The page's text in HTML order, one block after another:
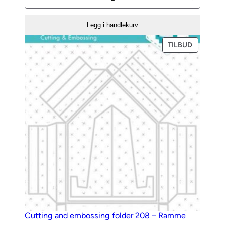
Expressions
–
Poinsettia
antall
Legg i handlekurv
TILBUDPRODUKT
PÅ
SALG
Cutting and embossing folder 208 – Ramme